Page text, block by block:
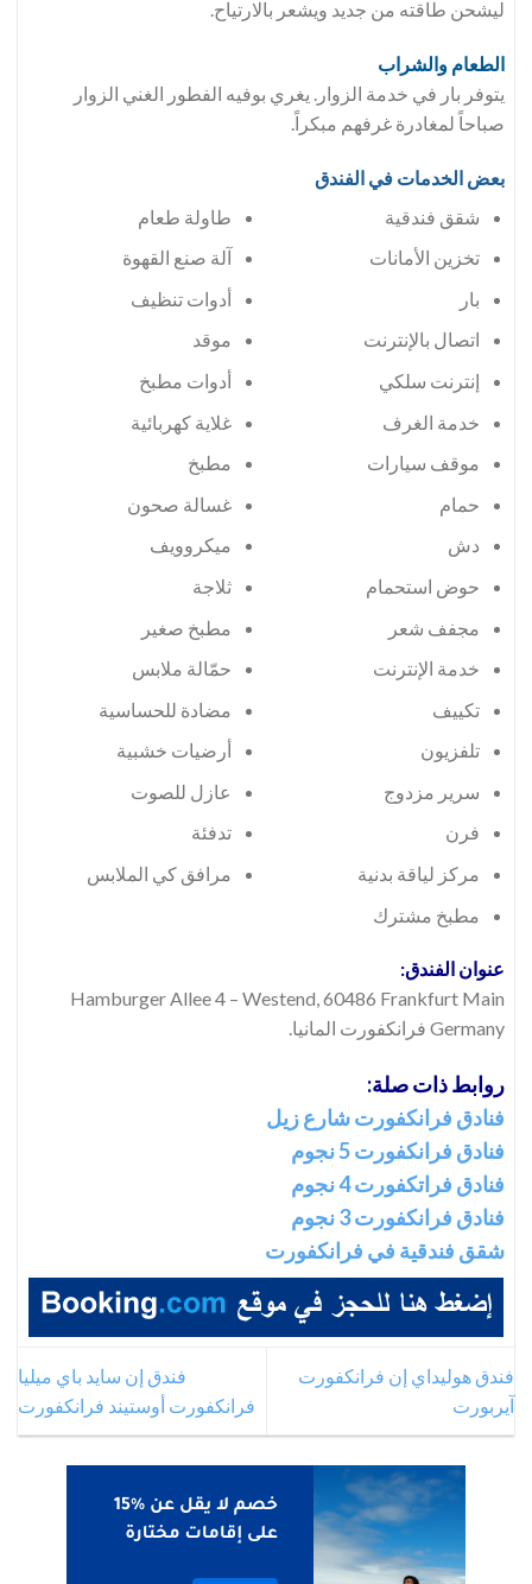
ليشحن طاقته من جديد ويشعر بالارتياح.
الطعام والشراب
يتوفر بار في خدمة الزوار. يغري بوفيه الفطور الغني الزوار
صباحاً لمغادرة غرفهم مبكراً.
بعض الخدمات في الفندق
شقق فندقية
تخزين الأمانات
بار
اتصال بالإنترنت
إنترنت سلكي
خدمة الغرف
موقف سيارات
حمام
دش
حوض استحمام
مجفف شعر
خدمة الإنترنت
تكييف
تلفزيون
سرير مزدوج
فرن
مركز لياقة بدنية
مطبخ مشترك
طاولة طعام
آلة صنع القهوة
أدوات تنظيف
موقد
أدوات مطبخ
غلاية كهربائية
مطبخ
غسالة صحون
ميكروويف
ثلاجة
مطبخ صغير
حمّالة ملابس
مضادة للحساسية
أرضيات خشبية
عازل للصوت
تدفئة
مرافق كي الملابس
عنوان الفندق:
Hamburger Allee 4 – Westend, 60486 Frankfurt Main
Germany فرانكفورت المانيا.
روابط ذات صلة:
فنادق فرانكفورت شارع زيل
فنادق فرانكفورت 5 نجوم
فنادق فراتكفورت 4 نجوم
فنادق فرانكفورت 3 نجوم
شقق فندقية في فرانكفورت
فندق هوليداي إن فرانكفورت
آيربورت
فندق إن سايد باي ميليا
فرانكفورت أوستيند فرانكفورت